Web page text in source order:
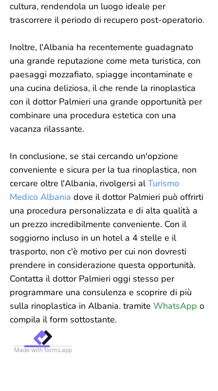
cultura, rendendola un luogo ideale per
trascorrere il periodo di recupero post-operatorio.
Inoltre, l'Albania ha recentemente guadagnato
una grande reputazione come meta turistica, con
paesaggi mozzafiato, spiagge incontaminate e
una cucina deliziosa, il che rende la rinoplastica
con il dottor Palmieri una grande opportunità per
combinare una procedura estetica con una
vacanza rilassante.
In conclusione, se stai cercando un'opzione
conveniente e sicura per la tua rinoplastica, non
cercare oltre l'Albania, rivolgersi alTurismo
Medico Albania dove il dottor Palmieri può offrirti
una procedura personalizzata e di alta qualità a
un prezzo incredibilmente conveniente. Con il
soggiorno incluso in un hotel a 4 stelle e il
trasporto, non c'è motivo per cui non dovresti
prendere in considerazione questa opportunità.
Contatta il dottor Palmieri oggi stesso per
programmare una consulenza e scoprire di più
sulla rinoplastica in Albania. tramite WhatsApp o
compila il form sottostante.